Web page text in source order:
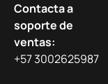
Contacta a
soporte de
ventas:
+57 3002625987